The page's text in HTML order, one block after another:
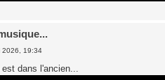
2026, 19:34
dans l'ancien...